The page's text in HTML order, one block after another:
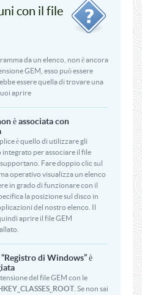
con il file
da un elenco, non è ancora
GEM, esso può essere
essere quella di trovare una
aprire
è associata con
è quello di utilizzare gli
per associare il file
Fare doppio clic sul
operativo visualizza un elenco
in grado di funzionare con il
la posizione sul disco in
del nostro elenco. Il
aprire il file GEM
di Windows” è
del file GEM con le
. Se non sai